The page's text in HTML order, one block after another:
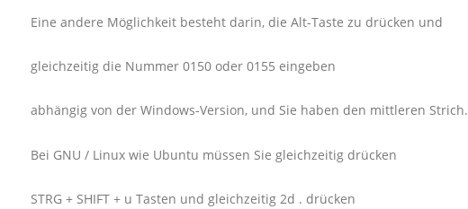
Eine andere Möglichkeit besteht darin, die Alt-Taste zu drücken und
gleichzeitig die Nummer 0150 oder 0155 eingeben
abhängig von der Windows-Version, und Sie haben den mittleren Strich.
Bei GNU / Linux wie Ubuntu müssen Sie gleichzeitig drücken
STRG + SHIFT + u Tasten und gleichzeitig 2d . drücken